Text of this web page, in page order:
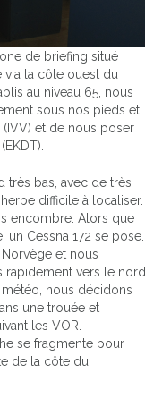
de briefing situé
via la côte ouest du
au niveau 65, nous
sous nos pieds et
et de nous poser
très bas, avec de très
difficile à localiser.
encombre. Alors que
un Cessna 172 se pose.
et nous
vers le nord.
nous décidons
une trouée et
les VOR.
se fragmente pour
de la côte du